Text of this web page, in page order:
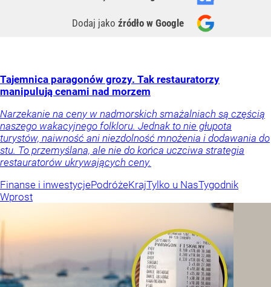
Dodaj jako źródło w Google
Tajemnica paragonów grozy. Tak restauratorzy
manipulują cenami nad morzem
Narzekanie na ceny w nadmorskich smażalniach są częścią
naszego wakacyjnego folkloru. Jednak to nie głupota
turystów, naiwność ani niezdolność mnożenia i dodawania do
stu. To przemyślana, ale nie do końca uczciwa strategia
restauratorów ukrywających ceny.
Finanse i inwestycjePodróżeKrajTylko u NasTygodnik
Wprost